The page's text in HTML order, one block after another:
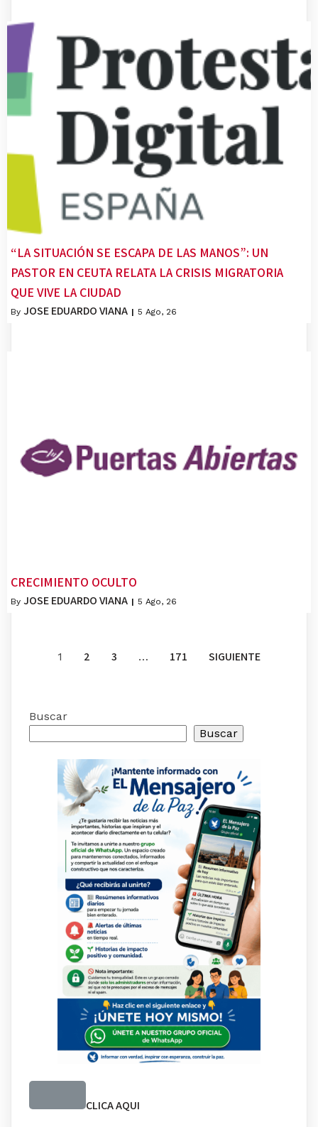
“LA SITUACIÓN SE ESCAPA DE LAS MANOS”: UN
PASTOR EN CEUTA RELATA LA CRISIS MIGRATORIA
QUE VIVE LA CIUDAD
By JOSE EDUARDO VIANA | 5 Ago, 26
CRECIMIENTO OCULTO
By JOSE EDUARDO VIANA | 5 Ago, 26
1 2 3 … 171 SIGUIENTE
Buscar
Buscar
CLICA AQUI